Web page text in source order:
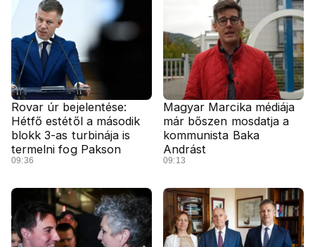
Rovar úr bejelentése:
Hétfő estétől a második
blokk 3-as turbinája is
termelni fog Pakson
09:36
Magyar Marcika médiája
már bőszen mosdatja a
kommunista Baka
Andrást
09:13